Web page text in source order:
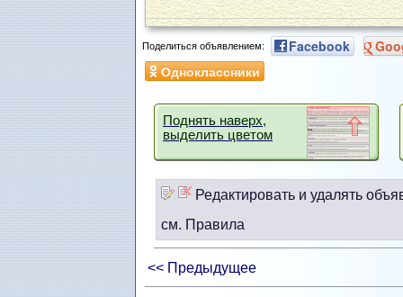
Поделиться объявлением: Facebook
Одноклассники
Поднять наверх,
выделить цветом
Редактировать и удалять
см. Правила
<< Предыдущее